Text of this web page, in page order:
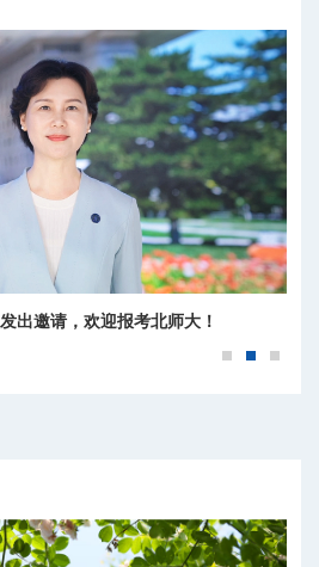
出邀请，欢迎报考北师大！